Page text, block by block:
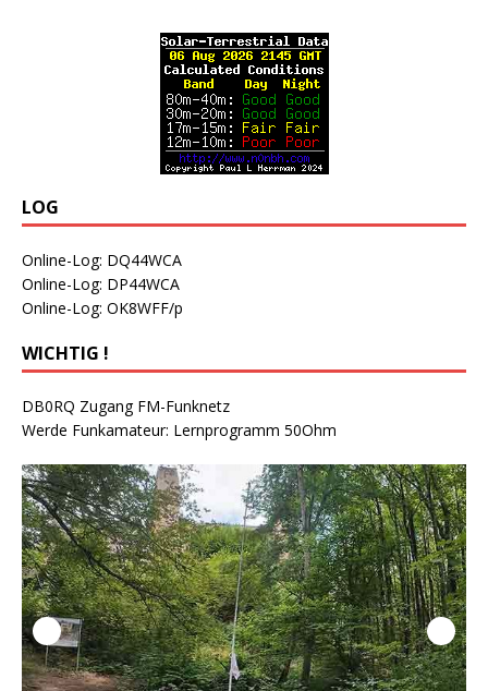
LOG
Online-Log: DQ44WCA
Online-Log: DP44WCA
Online-Log: OK8WFF/p
WICHTIG !
DB0RQ Zugang FM-Funknetz
Werde Funkamateur: Lernprogramm 50Ohm